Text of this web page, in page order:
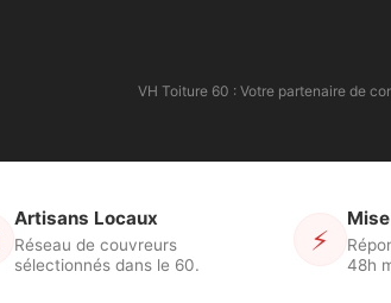
VH Toiture 60 : Votre partenaire de
Artisans Locaux
Réseau de couvreurs
sélectionnés dans le 60.
⚡
48h